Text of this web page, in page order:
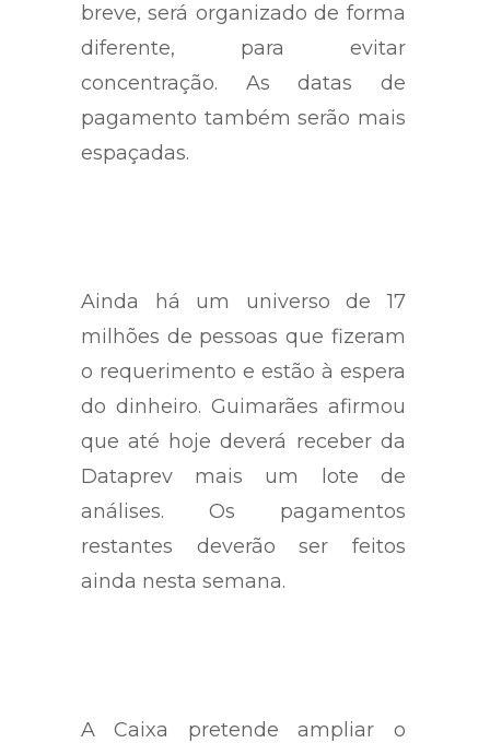
breve, será organizado de forma
diferente, para evitar
concentração. As datas de
pagamento também serão mais
espaçadas.
Ainda há um universo de 17
milhões de pessoas que fizeram
o requerimento e estão à espera
do dinheiro. Guimarães afirmou
que até hoje deverá receber da
Dataprev mais um lote de
análises. Os pagamentos
restantes deverão ser feitos
ainda nesta semana.
A Caixa pretende ampliar o